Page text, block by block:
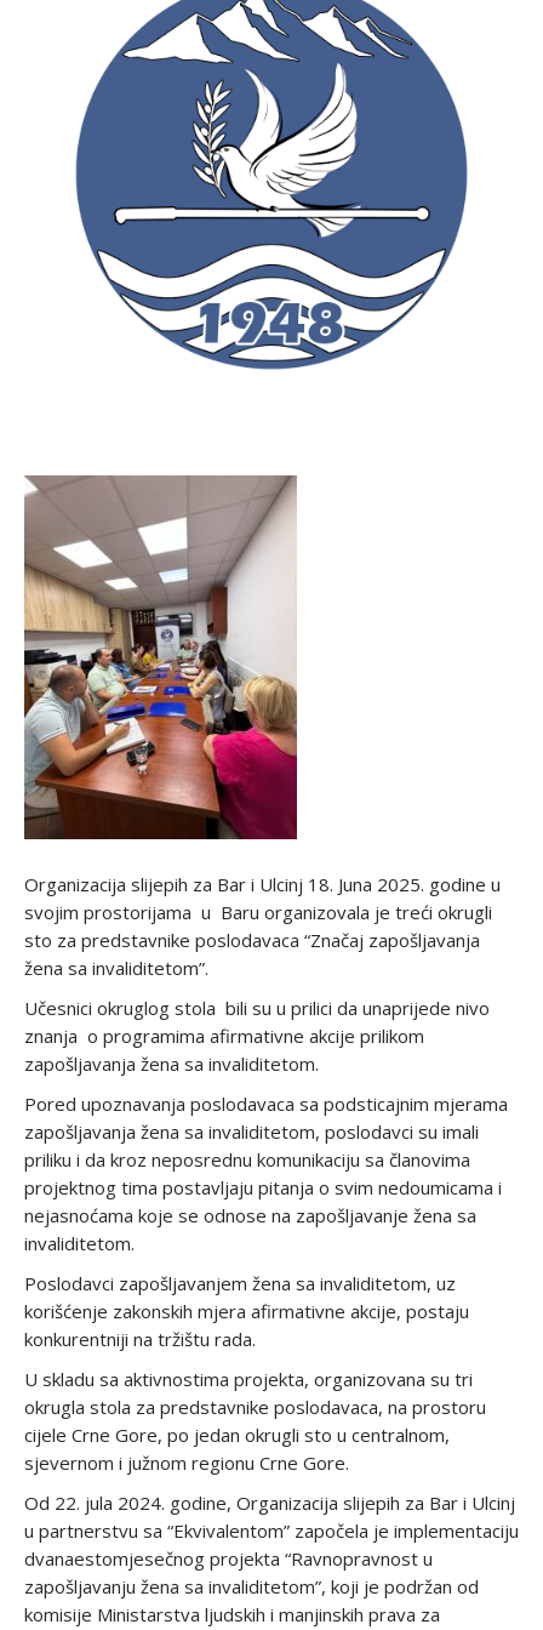
Organizacija slijepih za Bar i Ulcinj 18. Juna 2025. godine u
svojim prostorijama u Baru organizovala je treći okrugli
sto za predstavnike poslodavaca “Značaj zapošljavanja
žena sa invaliditetom”.
Učesnici okruglog stola bili su u prilici da unaprijede nivo
znanja o programima afirmativne akcije prilikom
zapošljavanja žena sa invaliditetom.
Pored upoznavanja poslodavaca sa podsticajnim mjerama
zapošljavanja žena sa invaliditetom, poslodavci su imali
priliku i da kroz neposrednu komunikaciju sa članovima
projektnog tima postavljaju pitanja o svim nedoumicama i
nejasnoćama koje se odnose na zapošljavanje žena sa
invaliditetom.
Poslodavci zapošljavanjem žena sa invaliditetom, uz
korišćenje zakonskih mjera afirmativne akcije, postaju
konkurentniji na tržištu rada.
U skladu sa aktivnostima projekta, organizovana su tri
okrugla stola za predstavnike poslodavaca, na prostoru
cijele Crne Gore, po jedan okrugli sto u centralnom,
sjevernom i južnom regionu Crne Gore.
Od 22. jula 2024. godine, Organizacija slijepih za Bar i Ulcinj
u partnerstvu sa “Ekvivalentom” započela je implementaciju
dvanaestomjesečnog projekta “Ravnopravnost u
zapošljavanju žena sa invaliditetom”, koji je podržan od
komisije Ministarstva ljudskih i manjinskih prava za